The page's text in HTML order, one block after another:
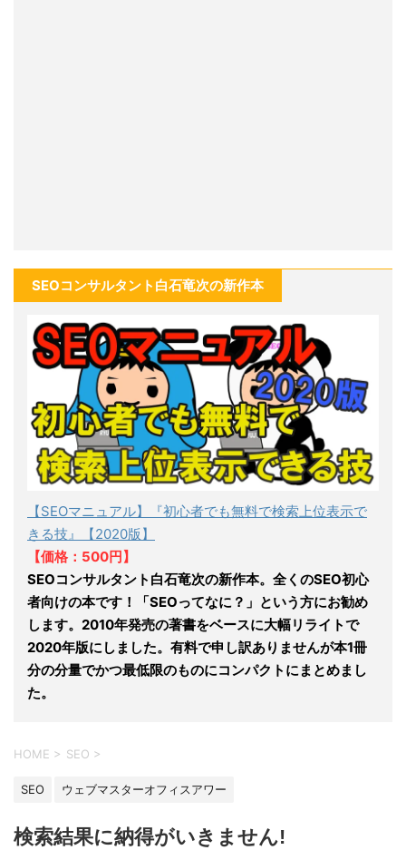
SEOコンサルタント白石竜次の新作本
【SEOマニュアル】『初心者でも無料で検索上位表示で
きる技』【2020版】
【価格：500円】
SEOコンサルタント白石竜次の新作本。全くのSEO初心
者向けの本です！「SEOってなに？」という方にお勧め
します。2010年発売の著書をベースに大幅リライトで
2020年版にしました。有料で申し訳ありませんが本1冊
分の分量でかつ最低限のものにコンパクトにまとめまし
た。
HOME > SEO >
SEO ウェブマスターオフィスアワー
検索結果に納得がいきません!